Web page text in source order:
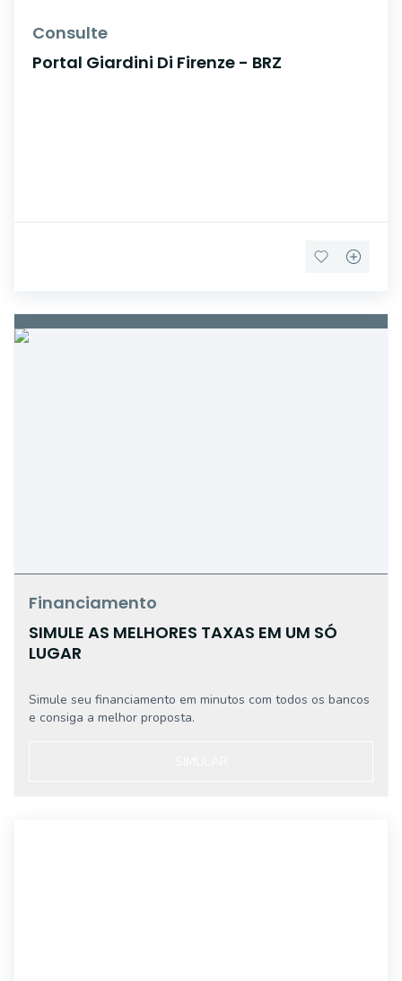
Consulte
Portal Giardini Di Firenze - BRZ
Financiamento
SIMULE AS MELHORES TAXAS EM UM SÓ
LUGAR
Simule seu financiamento em minutos com todos os bancos
e consiga a melhor proposta.